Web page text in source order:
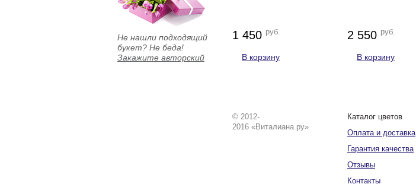
Не нашли подходящий
букет? Не беда!
Закажите авторский
1 450 руб.
В корзину
2 550 руб.
В корзину
© 2012-
2016 «Виталиана.ру»
Каталог цветов
Оплата и доставка
Гарантия качества
Отзывы
Контакты